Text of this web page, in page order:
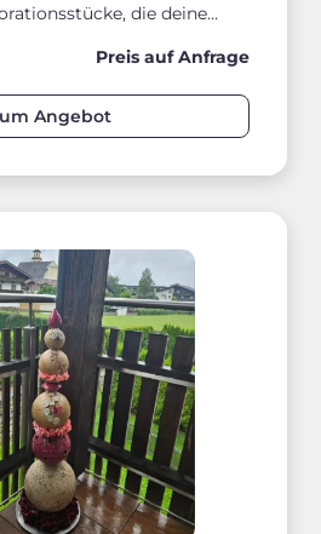
die deine
Preis auf Anfrage
Angebot